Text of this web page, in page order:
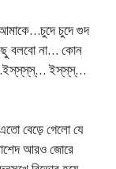
চুদে গুদ
বলবো না… কোন
ইস্‌স্‌স্‌…
বেড়ে গেলো যে
আরও জোরে